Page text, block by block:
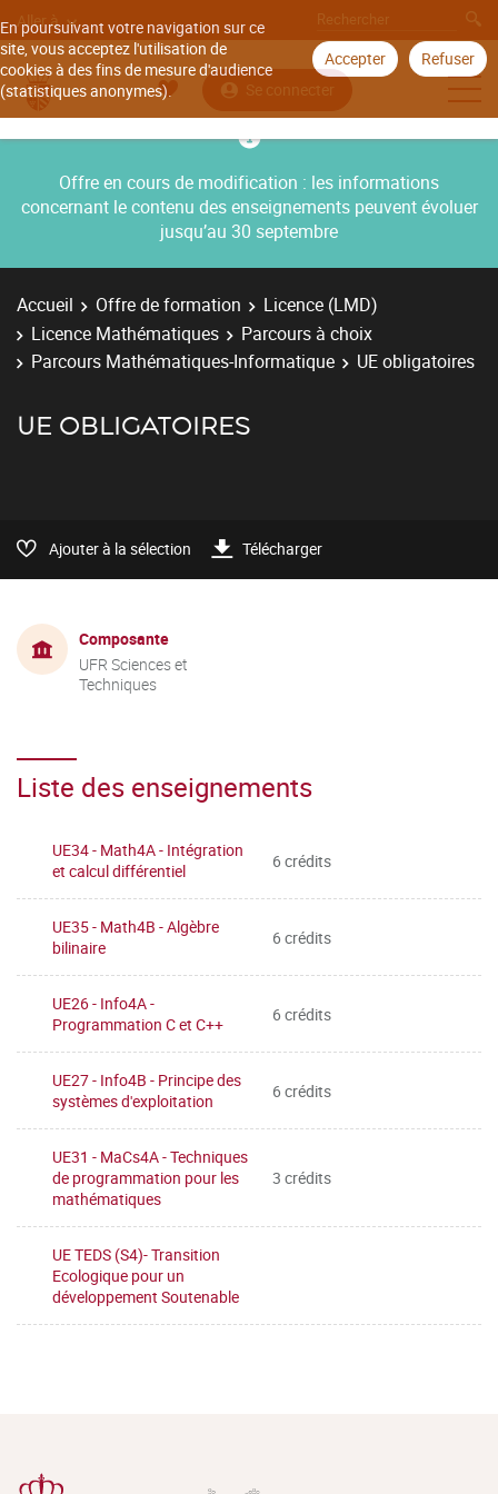
En poursuivant votre navigation sur ce
site, vous acceptez l'utilisation de
cookies à des fins de mesure d'audience
(statistiques anonymes).
Accepter Refuser
Aller à
Se connecter
Offre en cours de modification : les informations
concernant le contenu des enseignements peuvent évoluer
jusqu’au 30 septembre
Accueil Offre de formation
Licence (LMD)
Licence Mathématiques
Parcours à choix
Parcours Mathématiques-Informatique
UE obligatoires
UE OBLIGATOIRES
Ajouter à la sélection Télécharger
Composante
UFR Sciences et
Techniques
Liste des enseignements
UE34 - Math4A - Intégration
et calcul différentiel
6 crédits
UE35 - Math4B - Algèbre
bilinaire
6 crédits
UE26 - Info4A -
Programmation C et C++
6 crédits
UE27 - Info4B - Principe des
systèmes d'exploitation
6 crédits
UE31 - MaCs4A - Techniques
de programmation pour les
mathématiques
3 crédits
UE TEDS (S4)- Transition
Ecologique pour un
développement Soutenable